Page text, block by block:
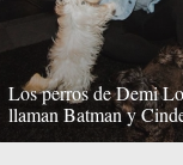
Los perros de Demi
llaman Batman y